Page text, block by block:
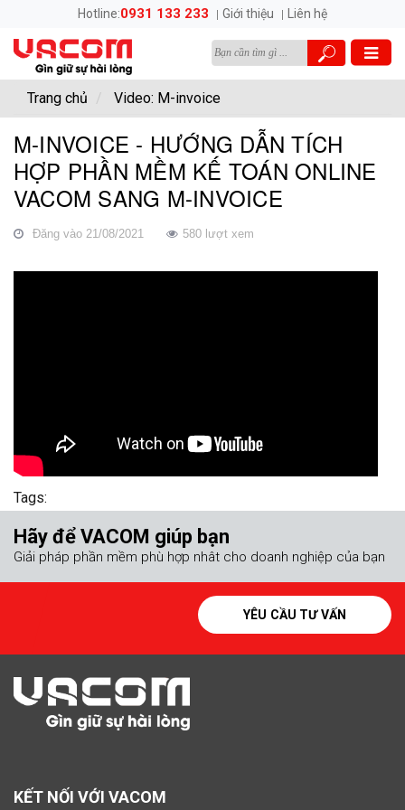
Hotline:0931 133 233 Giới thiệu Liên hệ
Trang chủ Video: M-invoice
M-INVOICE - HƯỚNG DẪN TÍCH
HỢP PHẦN MỀM KẾ TOÁN ONLINE
VACOM SANG M-INVOICE
Đăng vào 21/08/2021 580 lượt xem
Tags:
Hãy để VACOM giúp bạn
Giải pháp phần mềm phù hợp nhât cho doanh nghiệp của bạn
YÊU CẦU TƯ VẤN
KẾT NỐI VỚI VACOM